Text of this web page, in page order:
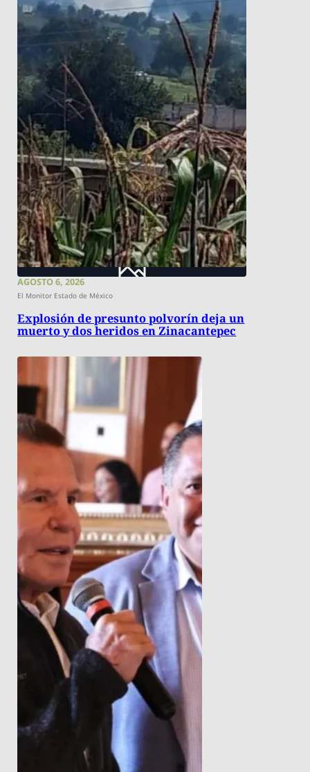
AGOSTO 6, 2026
El Monitor Estado de México
Explosión de presunto polvorín deja un
muerto y dos heridos en Zinacantepec